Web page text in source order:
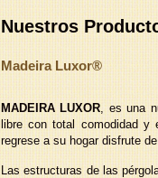
Nuestros
Madeira Luxor®
MADEIRA LUXOR, es una
libre con total comodidad y
regrese a su hogar disfrute
Las estructuras de las